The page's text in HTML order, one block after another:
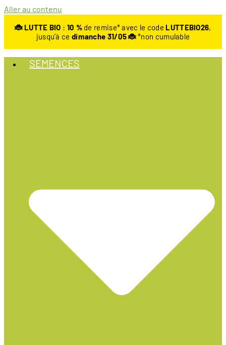
Aller au contenu
🐞 LUTTE BIO : 10 %de remise* avec le code LUTTEBIO26,
jusqu’à ce dimanche 31/05 🐞*non cumulable
SEMENCES